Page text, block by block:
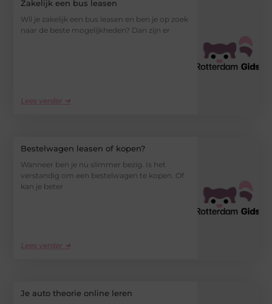
Zakelijk een bus leasen
Wil je zakelijk een bus leasen en ben je op zoek
naar de beste mogelijkheden? Dan zijn er
Lees verder ➜
Bestelwagen leasen of kopen?
Wanneer ben je nu slimmer bezig. Is het
verstandig om een bestelwagen te kopen. Of
kan je beter
Lees verder ➜
Je auto theorie online leren